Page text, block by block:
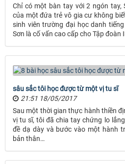
Chỉ có một bàn tay với 2 ngón tay,
của một đứa trẻ vô gia cư không
sinh viên trường đại học danh
Sơn là cố vấn cao cấp cho Tập đoàn
sâu sắc tôi học được từ một vị tu sĩ
21:51 18/05/2017
Sau một thời gian thực hành thiền
vị tu sĩ, tôi đã chia tay chứng lo
đề dạ dày và bước vào một hành
bản thân…